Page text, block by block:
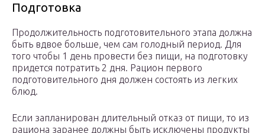
Подготовка
Продолжительность подготовительного этапа должна
быть вдвое больше, чем сам голодный период. Для
того чтобы 1 день провести без пищи, на подготовку
придется потратить 2 дня. Рацион первого
подготовительного дня должен состоять из легких
блюд.
Если запланирован длительный отказ от пищи, то из
рациона заранее должны быть исключены продукты